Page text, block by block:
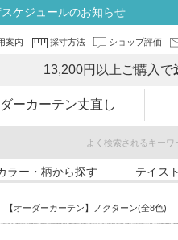
ケジュールのお知らせ
案内 採寸方法 ショップ評価
13,200円以上ご購入で
ーカーテン丈直し
よく検索されるキーワ
ラー・柄から探す テイス
【オーダーカーテン】ノクターン(全8色)